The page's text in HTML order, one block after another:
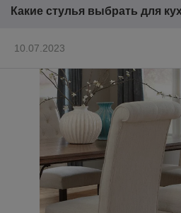
Какие стулья выбрать для
10.07.2023